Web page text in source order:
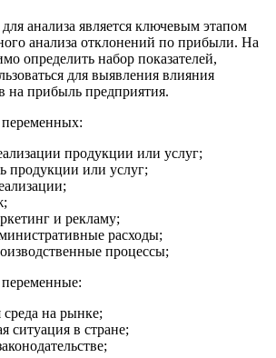
анализа является ключевым этапом
анализа отклонений по прибыли. На
определить набор показателей,
для выявления влияния
на прибыль предприятия.
продукции или услуг;
продукции или услуг;
и рекламу;
расходы;
процессы;
на рынке;
ситуация в стране;